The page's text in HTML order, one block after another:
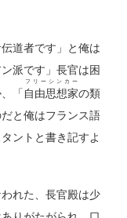
道者です」と俺は
派です」長官は困
「自由思想家
フリーシンカー
の類
と俺はフランス語
ントと書き記すよ
れた、長官殿は少